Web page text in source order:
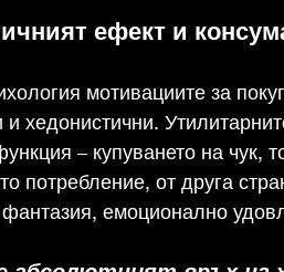
ефект и
мотивациите за
и хедонистични.
– купуването на чук,
потребление, от друга
емоционално